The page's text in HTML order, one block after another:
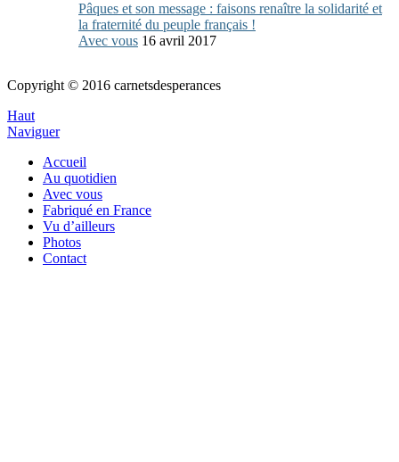
Pâques et son message : faisons renaître la solidarité et
la fraternité du peuple français !
Avec vous 16 avril 2017
Copyright © 2016 carnetsdesperances
Haut
Naviguer
Accueil
Au quotidien
Avec vous
Fabriqué en France
Vu d’ailleurs
Photos
Contact